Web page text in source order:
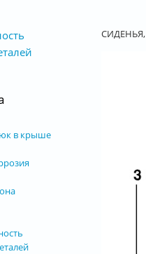
в крыше